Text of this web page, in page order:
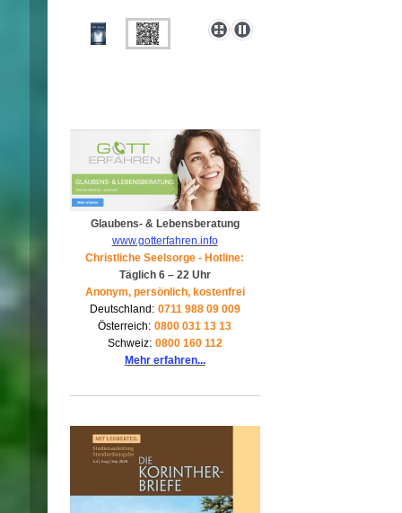
Glaubens- & Lebensberatung
www.gotterfahren.info
Christliche Seelsorge - Hotline:
Täglich 6 – 22 Uhr
Anonym, persönlich, kostenfrei
Deutschland: 0711 988 09 009
Österreich: 0800 031 13 13
Schweiz: 0800 160 112
Mehr erfahren...